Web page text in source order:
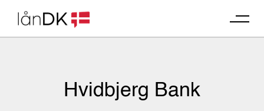
content
Hvidbjerg Bank